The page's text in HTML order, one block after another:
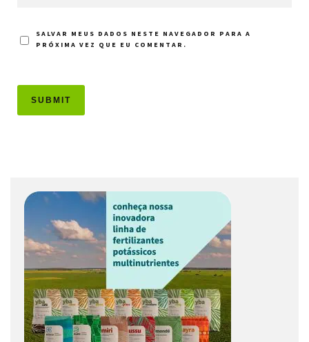
SALVAR MEUS DADOS NESTE NAVEGADOR PARA A
PRÓXIMA VEZ QUE EU COMENTAR.